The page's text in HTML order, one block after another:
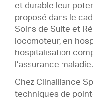
et durable leur
proposé dans le
Soins de Suite et
locomoteur, en
hospitalisation
l’assurance maladie.
Chez Clinalliance
techniques de